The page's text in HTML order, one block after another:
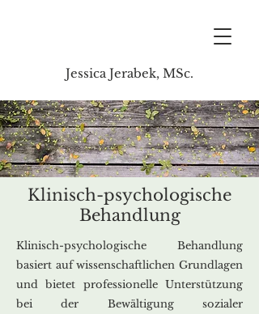
Jessica Jerabek, MSc.
Klinisch-psychologische
Behandlung
Klinisch-psychologische Behandlung
basiert auf wissenschaftlichen Grundlagen
und bietet professionelle Unterstützung
bei der Bewältigung sozialer